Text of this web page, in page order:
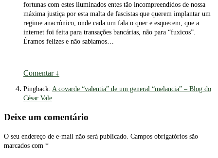
fortunas com estes iluminados entes tão incompreendidos de nossa
máxima justiça por esta malta de fascistas que querem implantar um
regime anacrônico, onde cada um fala o quer e esquecem, que a
internet foi feita para transações bancárias, não para “fuxicos”.
Éramos felizes e não sabíamos…
Comentar ↓
Pingback: A covarde “valentia” de um general “melancia” – Blog do
César Vale
Deixe um comentário
O seu endereço de e-mail não será publicado. Campos obrigatórios são
marcados com *